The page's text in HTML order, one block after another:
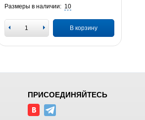
Размеры в наличии: 10
В корзину
ПРИСОЕДИНЯЙТЕСЬ